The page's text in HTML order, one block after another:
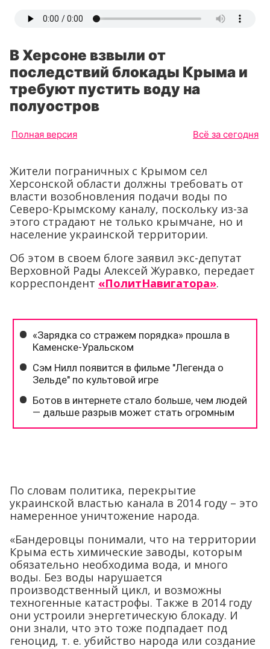
В Херсоне взвыли от
последствий блокады Крыма и
требуют пустить воду на
полуостров
Полная версия Всё за сегодня
Жители пограничных с Крымом сел
Херсонской области должны требовать от
власти возобновления подачи воды по
Северо-Крымскому каналу, поскольку из-за
этого страдают не только крымчане, но и
население украинской территории.
Об этом в своем блоге заявил экс-депутат
Верховной Рады Алексей Журавко, передает
корреспондент «ПолитНавигатора».
По словам политика, перекрытие
украинской властью канала в 2014 году – это
намеренное уничтожение народа.
«Бандеровцы понимали, что на территории
Крыма есть химические заводы, которым
обязательно необходима вода, и много
воды. Без воды нарушается
производственный цикл, и возможны
техногенные катастрофы. Также в 2014 году
они устроили энергетическую блокаду. И
они знали, что это тоже подпадает под
геноцид, т. е. убийство народа или создание